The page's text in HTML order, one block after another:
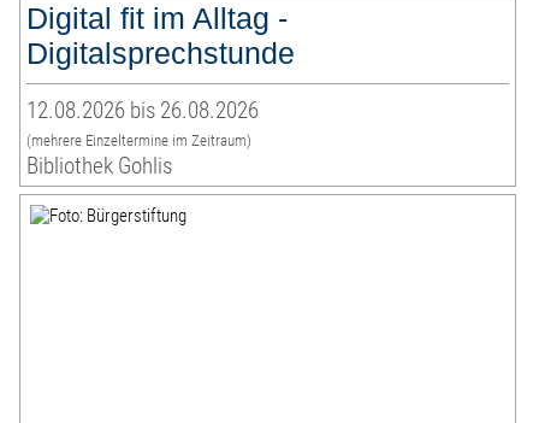
Digital fit im Alltag -
Digitalsprechstunde
12.08.2026 bis 26.08.2026
(mehrere Einzeltermine im Zeitraum)
Bibliothek Gohlis